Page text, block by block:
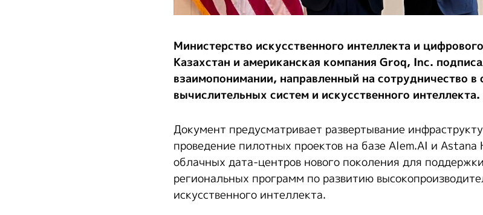
Министерство искусственного интеллекта и
Казахстан и американская компания Groq, Inc.
взаимопонимании, направленный на сотрудничество в
вычислительных систем и искусственного интеллекта.
Документ предусматривает развертывание
проведение пилотных проектов на базе Alem.AI и Astana
облачных дата-центров нового поколения для
региональных программ по развитию
искусственного интеллекта.